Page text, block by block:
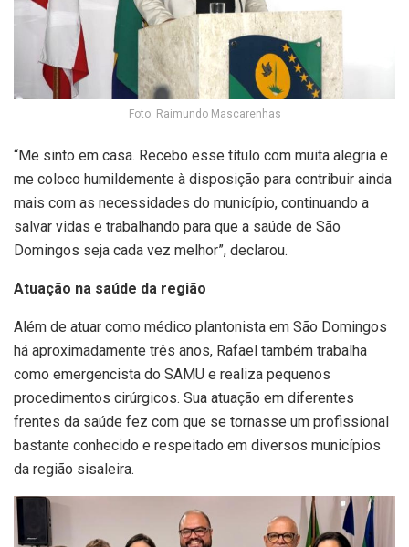
Foto: Raimundo Mascarenhas
“Me sinto em casa. Recebo esse título com muita alegria e
me coloco humildemente à disposição para contribuir ainda
mais com as necessidades do município, continuando a
salvar vidas e trabalhando para que a saúde de São
Domingos seja cada vez melhor”, declarou.
Atuação na saúde da região
Além de atuar como médico plantonista em São Domingos
há aproximadamente três anos, Rafael também trabalha
como emergencista do SAMU e realiza pequenos
procedimentos cirúrgicos. Sua atuação em diferentes
frentes da saúde fez com que se tornasse um profissional
bastante conhecido e respeitado em diversos municípios
da região sisaleira.